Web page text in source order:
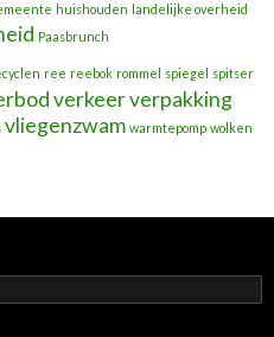
huishouden landelijke overheid
Paasbrunch
ree reebok rommel spiegel spitser
verkeerverpakking
vliegenzwam warmtepomp wolken